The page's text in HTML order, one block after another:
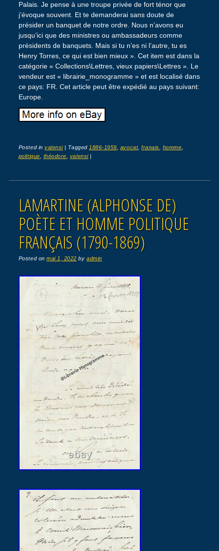
Palais. Je pense à une troupe privée de fort ténor que
j’évoque souvent. Et te demanderai sans doute de
présider un banquet de notre ordre. Nous n’avons eu
jusqu’ici que des ministres ou ambassadeurs comme
présidents de banquets. Mais si tu n’es ni l’autre, tu es
Henry Torres, ce qui est bien mieux ». Cet item est dans la
catégorie « Collections\Lettres, vieux papiers\Lettres ». Le
vendeur est « librairie_monogramme » et est localisé dans
ce pays: FR. Cet article peut être expédié au pays suivant:
Europe.
Posted invalensi | Tagged 1886-1959 avocat,franais homme
politique
théodore valensi |
LAMARTINE (ALPHONSE DE)
POÈTE ET HOMME POLITIQUE
FRANÇAIS (1790-1869)
Posted onmai 1, 2022 byadmin